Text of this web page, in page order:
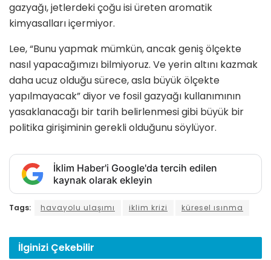
gazyağı, jetlerdeki çoğu isi üreten aromatik
kimyasalları içermiyor.
Lee, “Bunu yapmak mümkün, ancak geniş ölçekte
nasıl yapacağımızı bilmiyoruz. Ve yerin altını kazmak
daha ucuz olduğu sürece, asla büyük ölçekte
yapılmayacak” diyor ve fosil gazyağı kullanımının
yasaklanacağı bir tarih belirlenmesi gibi büyük bir
politika girişiminin gerekli olduğunu söylüyor.
İklim Haber'i Google'da tercih edilen
kaynak olarak ekleyin
Tags: havayolu ulaşımı iklim krizi küresel ısınma
İlginizi Çekebilir